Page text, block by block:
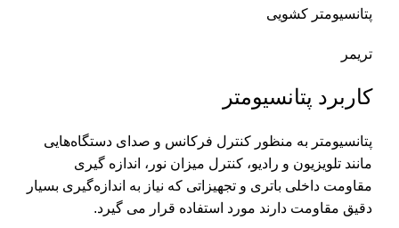
پتانسیومتر کشویی
تریمر
کاربرد پتانسیومتر
پتانسیومتر به منظور کنترل فرکانس و صدای دستگاه‌هایی
مانند تلویزیون و رادیو، کنترل میزان نور، اندازه گیری
مقاومت داخلی باتری و تجهیزاتی که نیاز به اندازه‌گیری بسیار
دقیق مقاومت دارند مورد استفاده قرار می گیرد.